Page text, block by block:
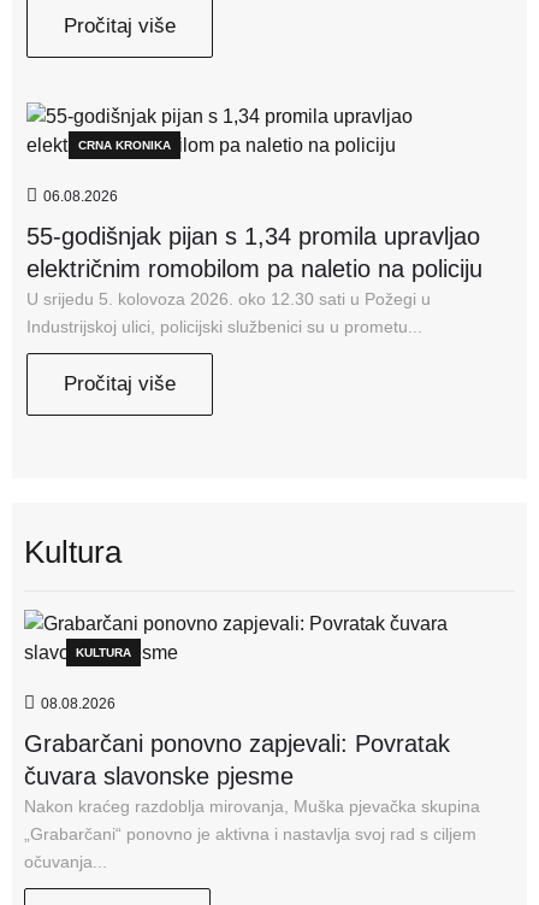
Pročitaj više
CRNA KRONIKA
06.08.2026
55-godišnjak pijan s 1,34 promila upravljao
električnim romobilom pa naletio na policiju
U srijedu 5. kolovoza 2026. oko 12.30 sati u Požegi u
Industrijskoj ulici, policijski službenici su u prometu...
Pročitaj više
Kultura
KULTURA
08.08.2026
Grabarčani ponovno zapjevali: Povratak
čuvara slavonske pjesme
Nakon kraćeg razdoblja mirovanja, Muška pjevačka skupina
„Grabarčani“ ponovno je aktivna i nastavlja svoj rad s ciljem
očuvanja...